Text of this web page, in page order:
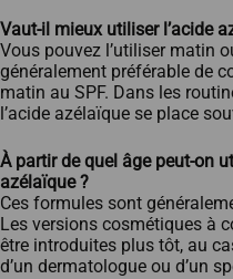
Vaut-il mieux utiliser l’acide
Vous pouvez l’utiliser matin
généralement préférable de
matin au SPF. Dans les
l’acide azélaïque se place
À partir de quel âge peut-on
azélaïque ?
Ces formules sont
Les versions cosmétiques à
être introduites plus tôt, au
d’un dermatologue ou d’un